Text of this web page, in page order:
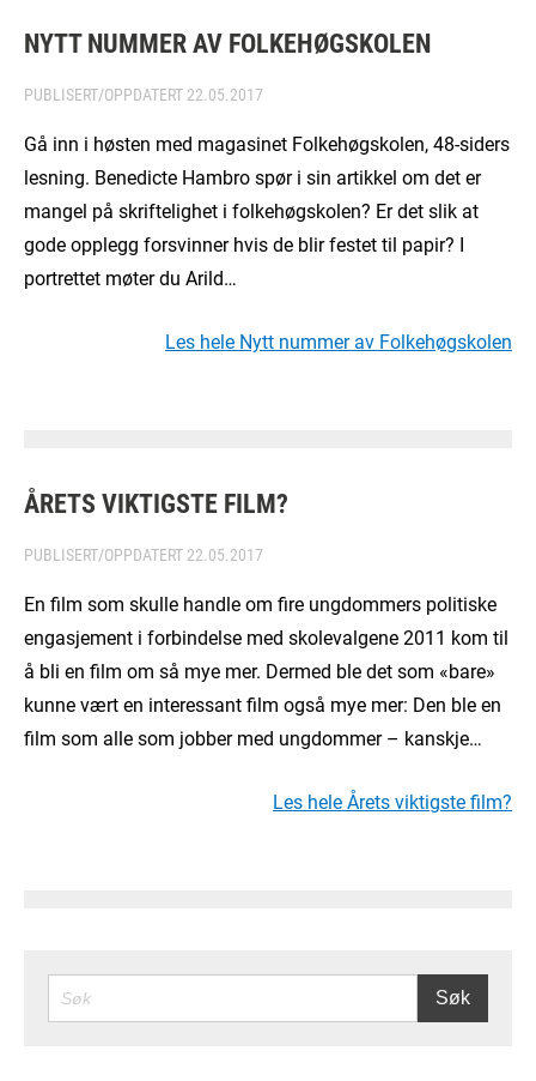
NYTT NUMMER AV FOLKEHØGSKOLEN
PUBLISERT/OPPDATERT 22.05.2017
Gå inn i høsten med magasinet Folkehøgskolen, 48-siders
lesning. Benedicte Hambro spør i sin artikkel om det er
mangel på skriftelighet i folkehøgskolen? Er det slik at
gode opplegg forsvinner hvis de blir festet til papir? I
portrettet møter du Arild…
Les hele Nytt nummer av Folkehøgskolen
ÅRETS VIKTIGSTE FILM?
PUBLISERT/OPPDATERT 22.05.2017
En film som skulle handle om fire ungdommers politiske
engasjement i forbindelse med skolevalgene 2011 kom til
å bli en film om så mye mer. Dermed ble det som «bare»
kunne vært en interessant film også mye mer: Den ble en
film som alle som jobber med ungdommer – kanskje…
Les hele Årets viktigste film?
SØK Søk